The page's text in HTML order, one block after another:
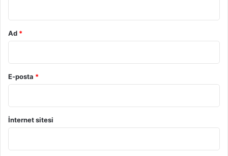
Ad *
E-posta *
İnternet sitesi